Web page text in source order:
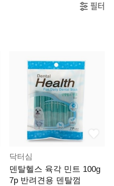
필터
닥터심
덴탈헬스 육각 민트 100g
7p 반려견용 덴탈껌